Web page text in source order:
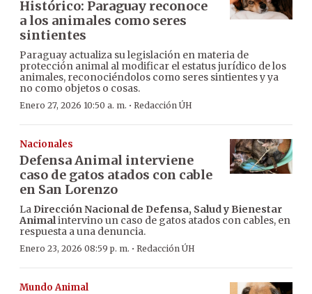
Histórico: Paraguay reconoce
a los animales como seres
sintientes
Paraguay actualiza su legislación en materia de
protección animal al modificar el estatus jurídico de los
animales, reconociéndolos como seres sintientes y ya
no como objetos o cosas.
Enero 27, 2026 10:50 a. m. · Redacción ÚH
Nacionales
Defensa Animal interviene
caso de gatos atados con cable
en San Lorenzo
La Dirección Nacional de Defensa, Salud y Bienestar
Animalintervino un caso de gatos atados con cables, en
respuesta a una denuncia.
Enero 23, 2026 08:59 p. m. · Redacción ÚH
Mundo Animal